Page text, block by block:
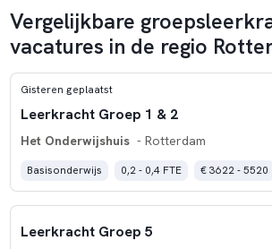
Vergelijkbare
vacatures in de regio
Gisteren geplaatst
Leerkracht Groep 1 & 2
Het Onderwijshuis - Rotterdam
Basisonderwijs 0,2 - 0,4 FTE € 3622 - 5520
Leerkracht Groep 5